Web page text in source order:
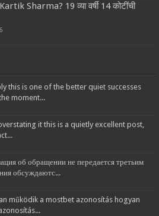
Sharma? 19 व्या वर्षी 14 कोटींची
this is one of the better quiet successes
moment...
it this is a quietly excellent post,
об обращении не передается третьим
обсуждаютс...
működik a mostbet azonosítás hogyan